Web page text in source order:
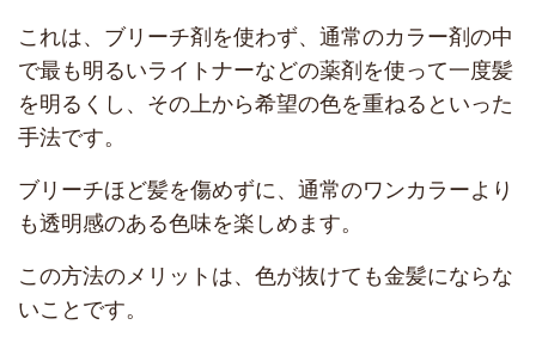
これは、ブリーチ剤を使わず、通常のカラー剤の中
で最も明るいライトナーなどの薬剤を使って一度髪
を明るくし、その上から希望の色を重ねるといった
手法です。
ブリーチほど髪を傷めずに、通常のワンカラーより
も透明感のある色味を楽しめます。
この方法のメリットは、色が抜けても金髪にならな
いことです。